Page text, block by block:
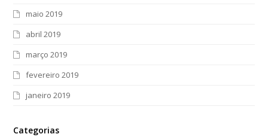
maio 2019
abril 2019
março 2019
fevereiro 2019
janeiro 2019
Categorias